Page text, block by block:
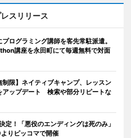
スリリース
ログラミング講師を客先常駐派遣。
講座を永田町にて毎週無料で対面
制限】ネイティブキャンプ、レッスン
アップデート 検索や部分リピートな
定！「悪役のエンディングは死のみ」
りピッコマで開催